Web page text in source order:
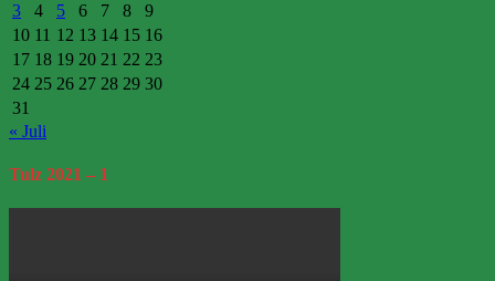
3
4 5 6 7 8
9
10 11 12 13 14 15 16
17 18 19 20 21 22 23
24 25 26 27 28 29 30
31
« Juli
Tulz 2021 – 1